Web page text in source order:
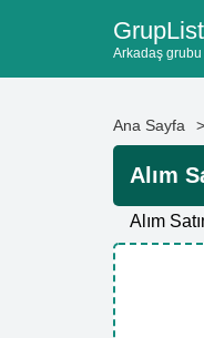
Arkadaş grubu
Ana Sayfa
Alım
Alım